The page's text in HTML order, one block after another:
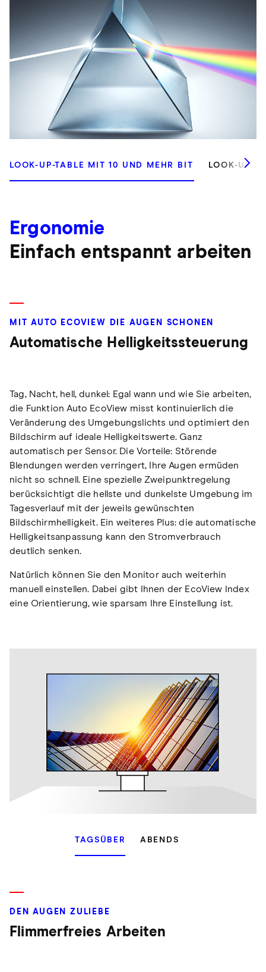
LOOK-UP-TABLE MIT 10 UND MEHR BIT LOOK-UP-
Ergonomie
Einfach entspannt arbeiten
MIT AUTO ECOVIEW DIE AUGEN SCHONEN
Automatische Helligkeitssteuerung
Tag, Nacht, hell, dunkel: Egal wann und wie Sie arbeiten,
die Funktion Auto EcoView misst kontinuierlich die
Veränderung des Umgebungslichts und optimiert den
Bildschirm auf ideale Helligkeitswerte. Ganz
automatisch per Sensor. Die Vorteile: Störende
Blendungen werden verringert, Ihre Augen ermüden
nicht so schnell. Eine spezielle Zweipunktregelung
berücksichtigt die hellste und dunkelste Umgebung im
Tagesverlauf mit der jeweils gewünschten
Bildschirmhelligkeit. Ein weiteres Plus: die automatische
Helligkeitsanpassung kann den Stromverbrauch
deutlich senken.
Natürlich können Sie den Monitor auch weiterhin
manuell einstellen. Dabei gibt Ihnen der EcoView Index
eine Orientierung, wie sparsam Ihre Einstellung ist.
TAGSÜBER ABENDS
DEN AUGEN ZULIEBE
Flimmerfreies Arbeiten